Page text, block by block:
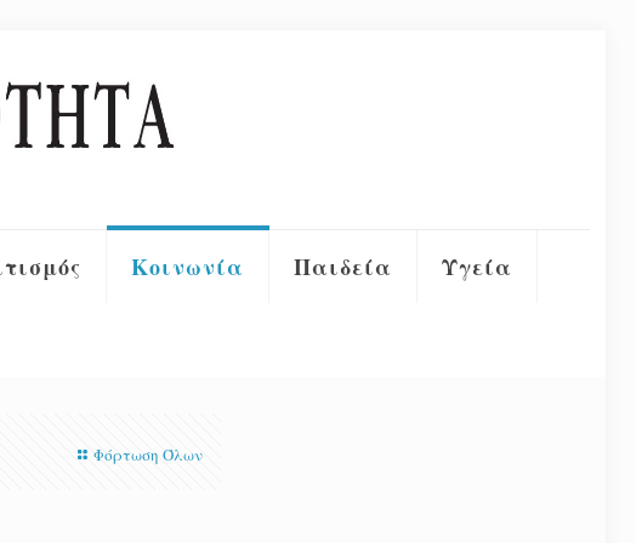
Κοινωνία Παιδεία Υγεία
Φόρτωση Όλων